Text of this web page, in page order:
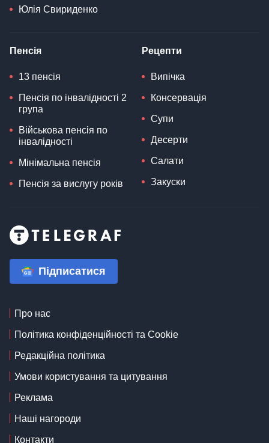
Юлія Свириденко
Пенсія
13 пенсія
Пенсія по інвалідності 2
група
Військова пенсія по
інвалідності
Мінімальна пенсія
Пенсія за вислугу років
Рецепти
Випічка
Консервація
Супи
Десерти
Салати
Закуски
Підписатися
Про нас
Політика конфіденційності та Cookie
Редакційна політика
Умови користування та цитування
Реклама
Наші нагороди
Контакти